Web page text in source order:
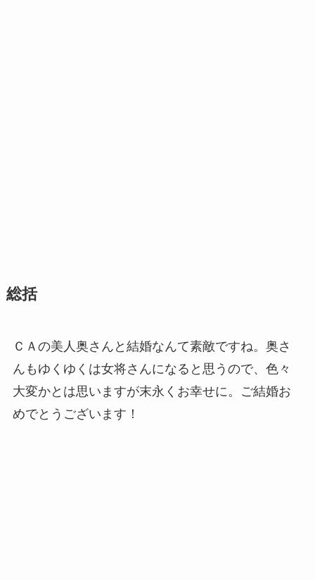
総括
ＣＡの美人奥さんと結婚なんて素敵ですね。奥さ
んもゆくゆくは女将さんになると思うので、色々
大変かとは思いますが末永くお幸せに。ご結婚お
めでとうございます！